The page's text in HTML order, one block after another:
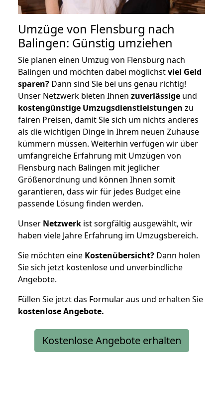
Umzüge von Flensburg nach
Balingen: Günstig umziehen
Sie planen einen Umzug von Flensburg nach
Balingen und möchten dabei möglichstviel Geld
sparen? Dann sind Sie bei uns genau richtig!
Unser Netzwerk bieten Ihnen zuverlässige und
kostengünstige Umzugsdienstleistungen zu
fairen Preisen, damit Sie sich um nichts anderes
als die wichtigen Dinge in Ihrem neuen Zuhause
kümmern müssen. Weiterhin verfügen wir über
umfangreiche Erfahrung mit Umzügen von
Flensburg nach Balingen mit jeglicher
Größenordnung und können Ihnen somit
garantieren, dass wir für jedes Budget eine
passende Lösung finden werden.
Unser Netzwerk ist sorgfältig ausgewählt, wir
haben viele Jahre Erfahrung im Umzugsbereich.
Sie möchten eine Kostenübersicht? Dann holen
Sie sich jetzt kostenlose und unverbindliche
Angebote.
Füllen Sie jetzt das Formular aus und erhalten Sie
kostenloseAngebote.
Kostenlose Angebote erhalten